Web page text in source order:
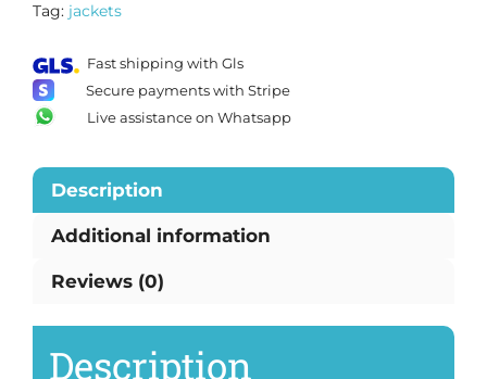
Tag: jackets
Fast shipping with Gls
Secure payments with Stripe
Live assistance on Whatsapp
Description
Additional information
Reviews (0)
Description